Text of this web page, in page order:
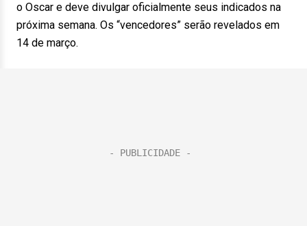
o Oscar e deve divulgar oficialmente seus indicados na
próxima semana. Os “vencedores” serão revelados em
14 de março.